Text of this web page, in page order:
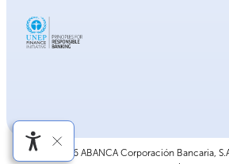
©2026 ABANCA Corporación Bancaria,